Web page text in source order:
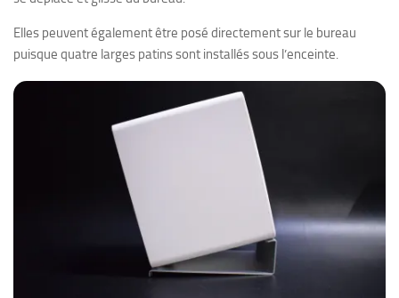
Elles peuvent également être posé directement sur le bureau
puisque quatre larges patins sont installés sous l’enceinte.